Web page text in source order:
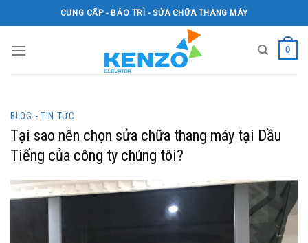
to
CUNG CẤP - BẢO TRÌ - SỬA CHỮA THANG MÁY
0
BLOG - TIN TỨC
Tại sao nên chọn sửa chữa thang máy tại Dầu
Tiếng của công ty chúng tôi?